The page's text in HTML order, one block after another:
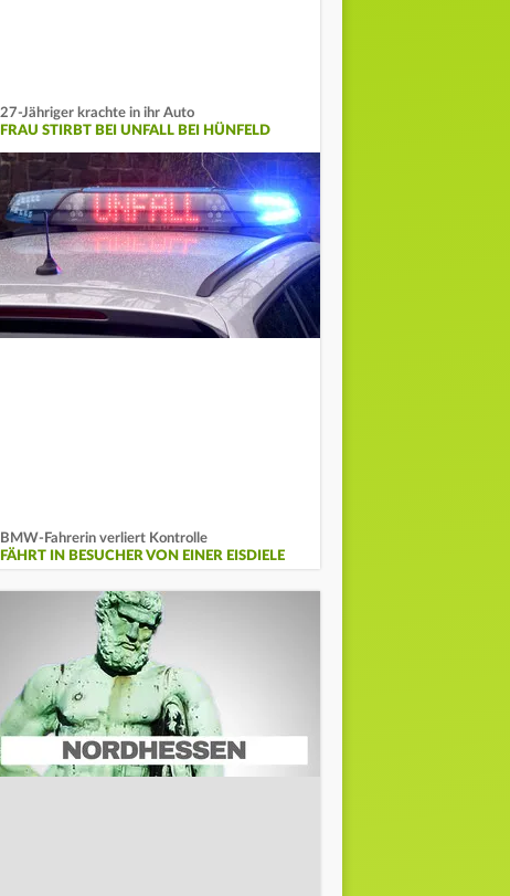
27-Jähriger krachte in ihr Auto
FRAU STIRBT BEI UNFALL BEI HÜNFELD
BMW-Fahrerin verliert Kontrolle
FÄHRT IN BESUCHER VON EINER EISDIELE